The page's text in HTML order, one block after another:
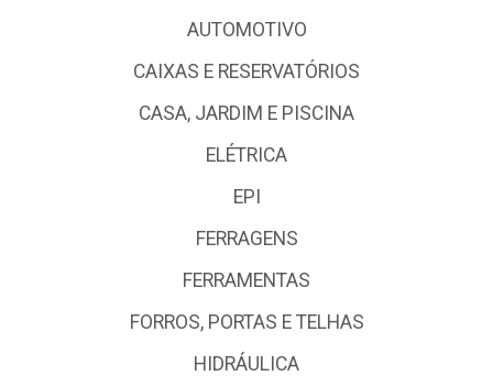
AUTOMOTIVO
CAIXAS E RESERVATÓRIOS
CASA, JARDIM E PISCINA
ELÉTRICA
EPI
FERRAGENS
FERRAMENTAS
FORROS, PORTAS E TELHAS
HIDRÁULICA